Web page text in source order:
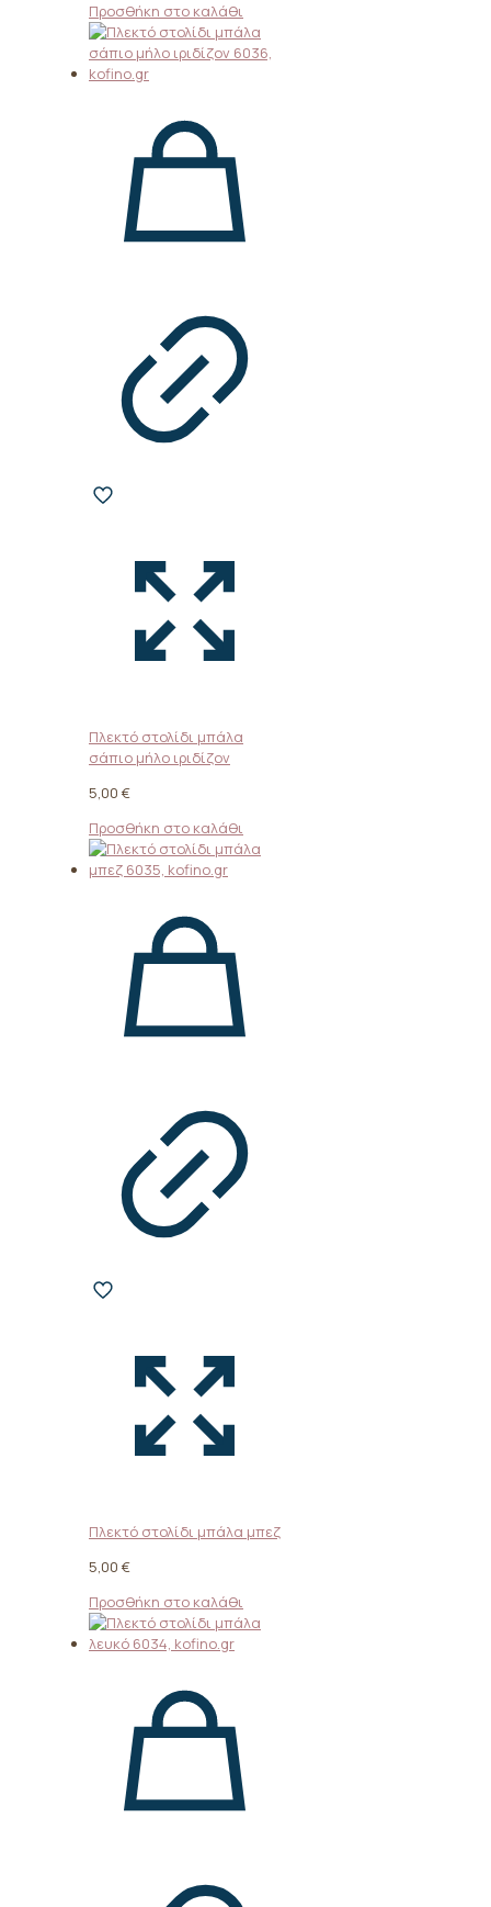
Προσθήκη στο καλάθι
Πλεκτό στολίδι μπάλα
σάπιο μήλο ιριδίζον
5,00 €
Προσθήκη στο καλάθι
Πλεκτό στολίδι μπάλα μπεζ
5,00 €
Προσθήκη στο καλάθι